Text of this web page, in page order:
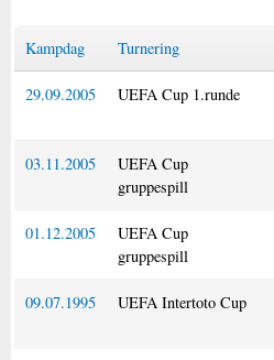
Kampdag Turnering
29.09.2005 UEFA Cup 1.runde
03.11.2005
UEFA Cup
gruppespill
01.12.2005
UEFA Cup
gruppespill
09.07.1995 UEFA Intertoto Cup